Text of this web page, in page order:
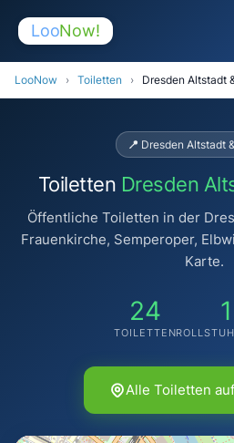
LooNow!
LooNow › Toiletten › Dresden Altstadt
📍 Dresden Altstadt
Toiletten Dresden
Öffentliche Toiletten in der
Frauenkirche, Semperoper,
Karte.
24
TOILETTEN
Alle Toiletten